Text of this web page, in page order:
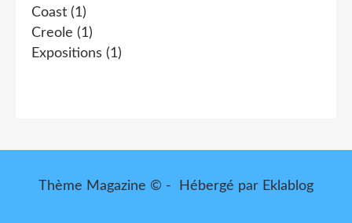
Coast (1)
Creole (1)
Expositions (1)
Thème Magazine © - Hébergé par Eklablog